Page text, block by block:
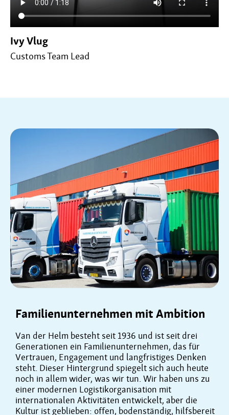
Ivy Vlug
Customs Team Lead
Familienunternehmen mit Ambition
Van der Helm besteht seit 1936 und ist seit drei
Generationen ein Familienunternehmen, das für
Vertrauen, Engagement und langfristiges Denken
steht. Dieser Hintergrund spiegelt sich auch heute
noch in allem wider, was wir tun. Wir haben uns zu
einer modernen Logistikorganisation mit
internationalen Aktivitäten entwickelt, aber die
Kultur ist geblieben: offen, bodenständig, hilfsbereit